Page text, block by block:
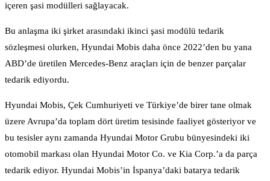
içeren şasi modülleri sağlayacak.
Bu anlaşma iki şirket arasındaki ikinci şasi modülü tedarik
sözleşmesi olurken, Hyundai Mobis daha önce 2022’den bu yana
ABD’de üretilen Mercedes-Benz araçları için de benzer parçalar
tedarik ediyordu.
Hyundai Mobis, Çek Cumhuriyeti ve Türkiye’de birer tane olmak
üzere Avrupa’da toplam dört üretim tesisinde faaliyet gösteriyor ve
bu tesisler aynı zamanda Hyundai Motor Grubu bünyesindeki iki
otomobil markası olan Hyundai Motor Co. ve Kia Corp.’a da parça
tedarik ediyor. Hyundai Mobis’in İspanya’daki batarya tedarik